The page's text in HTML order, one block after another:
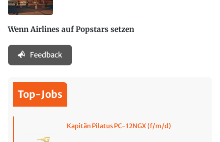
Wenn Airlines auf Popstars setzen
Feedback
Top-Jobs
Kapitän Pilatus PC-12NGX (f/m/d)